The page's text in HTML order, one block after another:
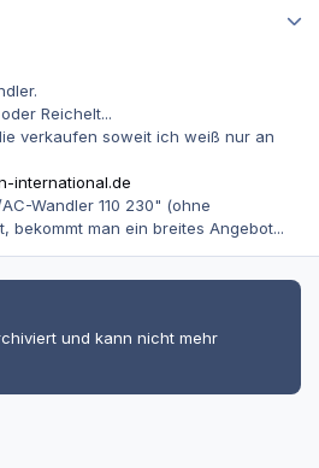
Reichelt...
verkaufen soweit ich weiß nur an
international.de
Wandler 110 230" (ohne
bekommt man ein breites Angebot...
und kann nicht mehr